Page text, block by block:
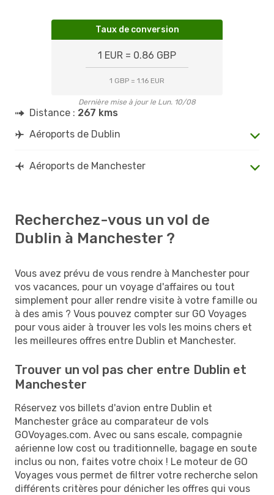
Taux de conversion
1 EUR = 0.86 GBP
1 GBP = 1.16 EUR
Dernière mise à jour le Lun. 10/08
Distance : 267 kms
Aéroports de Dublin
Aéroports de Manchester
Recherchez-vous un vol de
Dublin à Manchester ?
Vous avez prévu de vous rendre à Manchester pour
vos vacances, pour un voyage d'affaires ou tout
simplement pour aller rendre visite à votre famille ou
à des amis ? Vous pouvez compter sur GO Voyages
pour vous aider à trouver les vols les moins chers et
les meilleures offres entre Dublin et Manchester.
Trouver un vol pas cher entre Dublin et
Manchester
Réservez vos billets d'avion entre Dublin et
Manchester grâce au comparateur de vols
GOVoyages.com. Avec ou sans escale, compagnie
aérienne low cost ou traditionnelle, bagage en soute
inclus ou non, faites votre choix ! Le moteur de GO
Voyages vous permet de filtrer votre recherche selon
différents critères pour dénicher les offres qui vous